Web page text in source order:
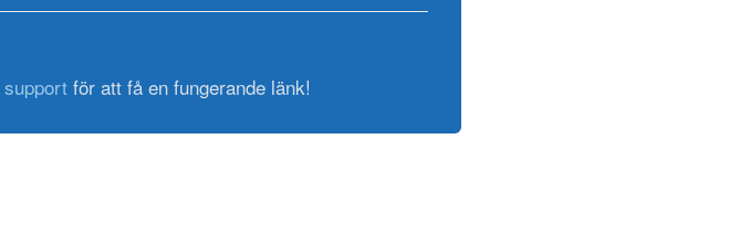
support för att få en fungerande länk!